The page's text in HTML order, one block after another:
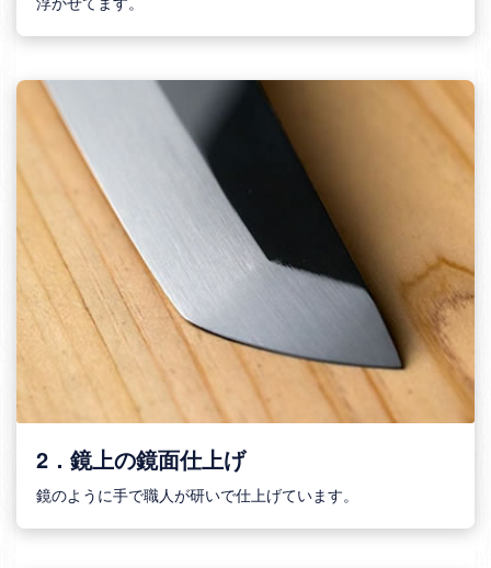
2．鏡上の鏡面仕上げ
鏡のように手で職人が研いで仕上げています。